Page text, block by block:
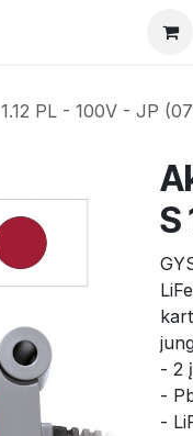
PL - 100V - JP
S
- 2
-
-